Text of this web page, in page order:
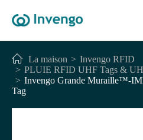
La maison
Invengo RFID
PLUIE RFID UHF Tags &
Invengo Grande Muraille™-
Tag